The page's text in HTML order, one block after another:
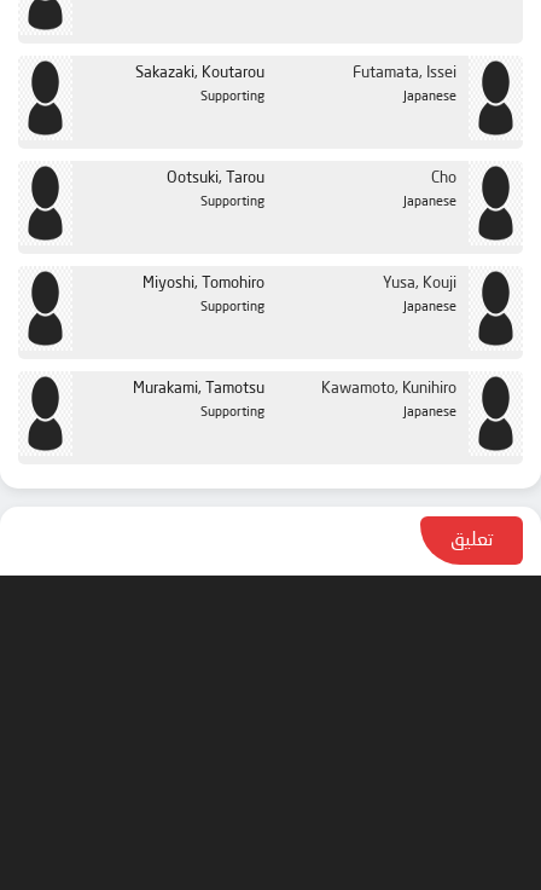
Sakazaki, Koutarou
Supporting
Futamata, Issei
Japanese
Ootsuki, Tarou
Supporting
Cho
Japanese
Miyoshi, Tomohiro
Supporting
Yusa, Kouji
Japanese
Murakami, Tamotsu
Supporting
Kawamoto, Kunihiro
Japanese
تعليق